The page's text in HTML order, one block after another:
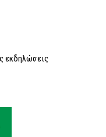
εκδηλώσεις